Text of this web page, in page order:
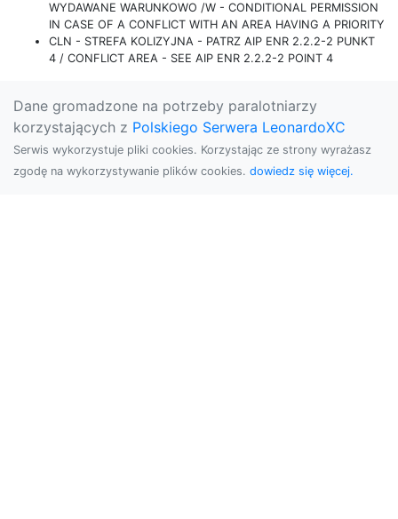
WYDAWANE WARUNKOWO /W - CONDITIONAL PERMISSION
IN CASE OF A CONFLICT WITH AN AREA HAVING A PRIORITY
CLN - STREFA KOLIZYJNA - PATRZ AIP ENR 2.2.2-2 PUNKT
4 / CONFLICT AREA - SEE AIP ENR 2.2.2-2 POINT 4
Dane gromadzone na potrzeby paralotniarzy
korzystających z Polskiego Serwera LeonardoXC
Serwis wykorzystuje pliki cookies. Korzystając ze strony wyrażasz
zgodę na wykorzystywanie plików cookies. dowiedz się więcej.